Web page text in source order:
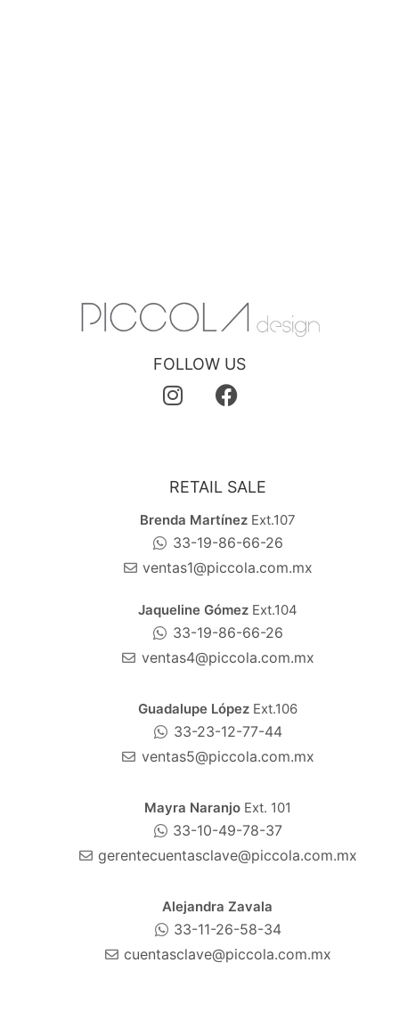
FOLLOW US
RETAIL SALE
Brenda MartínezExt.107
33-19-86-66-26
ventas1@piccola.com.mx
Jaqueline GómezExt.104
33-19-86-66-26
ventas4@piccola.com.mx
Guadalupe López Ext.106
33-23-12-77-44
ventas5@piccola.com.mx
Mayra Naranjo Ext. 101
33-10-49-78-37
gerentecuentasclave@piccola.com.mx
Alejandra Zavala
33-11-26-58-34
cuentasclave@piccola.com.mx